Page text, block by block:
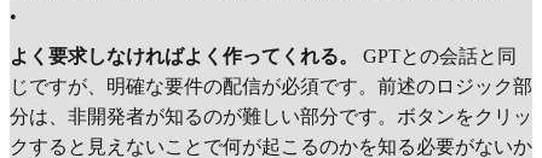
•
よく要求しなければよく作ってくれる。
GPTとの会話と同
じですが、明確な要件の配信が必須です。前述のロジック部
分は、非開発者が知るのが難しい部分です。ボタンをクリッ
クすると見えないことで何が起こるのかを知る必要がないか